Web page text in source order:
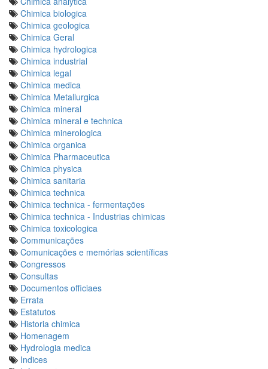
Chimica biologica
Chimica geologica
Chimica Geral
Chimica hydrologica
Chimica industrial
Chimica legal
Chimica medica
Chimica Metallurgica
Chimica mineral
Chimica mineral e technica
Chimica minerologica
Chimica organica
Chimica Pharmaceutica
Chimica physica
Chimica sanitaria
Chimica technica
Chimica technica - fermentações
Chimica technica - Industrias chimicas
Chimica toxicologica
Communicações
Comunicações e memórias scientíficas
Congressos
Consultas
Documentos officiaes
Errata
Estatutos
Historia chimica
Homenagem
Hydrologia medica
Indices